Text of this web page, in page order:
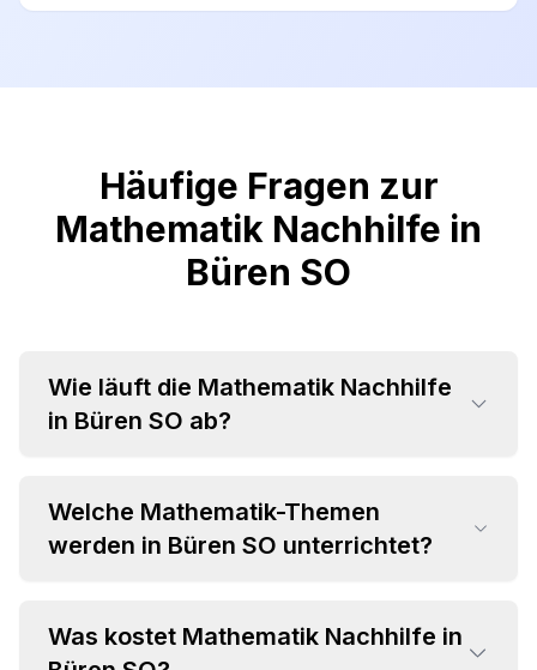
Häufige Fragen zur
Mathematik Nachhilfe in
Büren SO
Wie läuft die Mathematik Nachhilfe
in Büren SO ab?
Welche Mathematik-Themen
werden in Büren SO unterrichtet?
Was kostet Mathematik Nachhilfe in